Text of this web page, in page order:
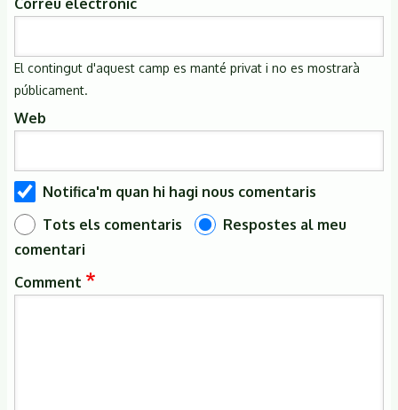
El contingut d'aquest camp es manté privat i no es mostrarà
públicament.
Web
Notifica'm quan hi hagi nous comentaris
Tots els comentaris
Respostes al meu
comentari
Comment